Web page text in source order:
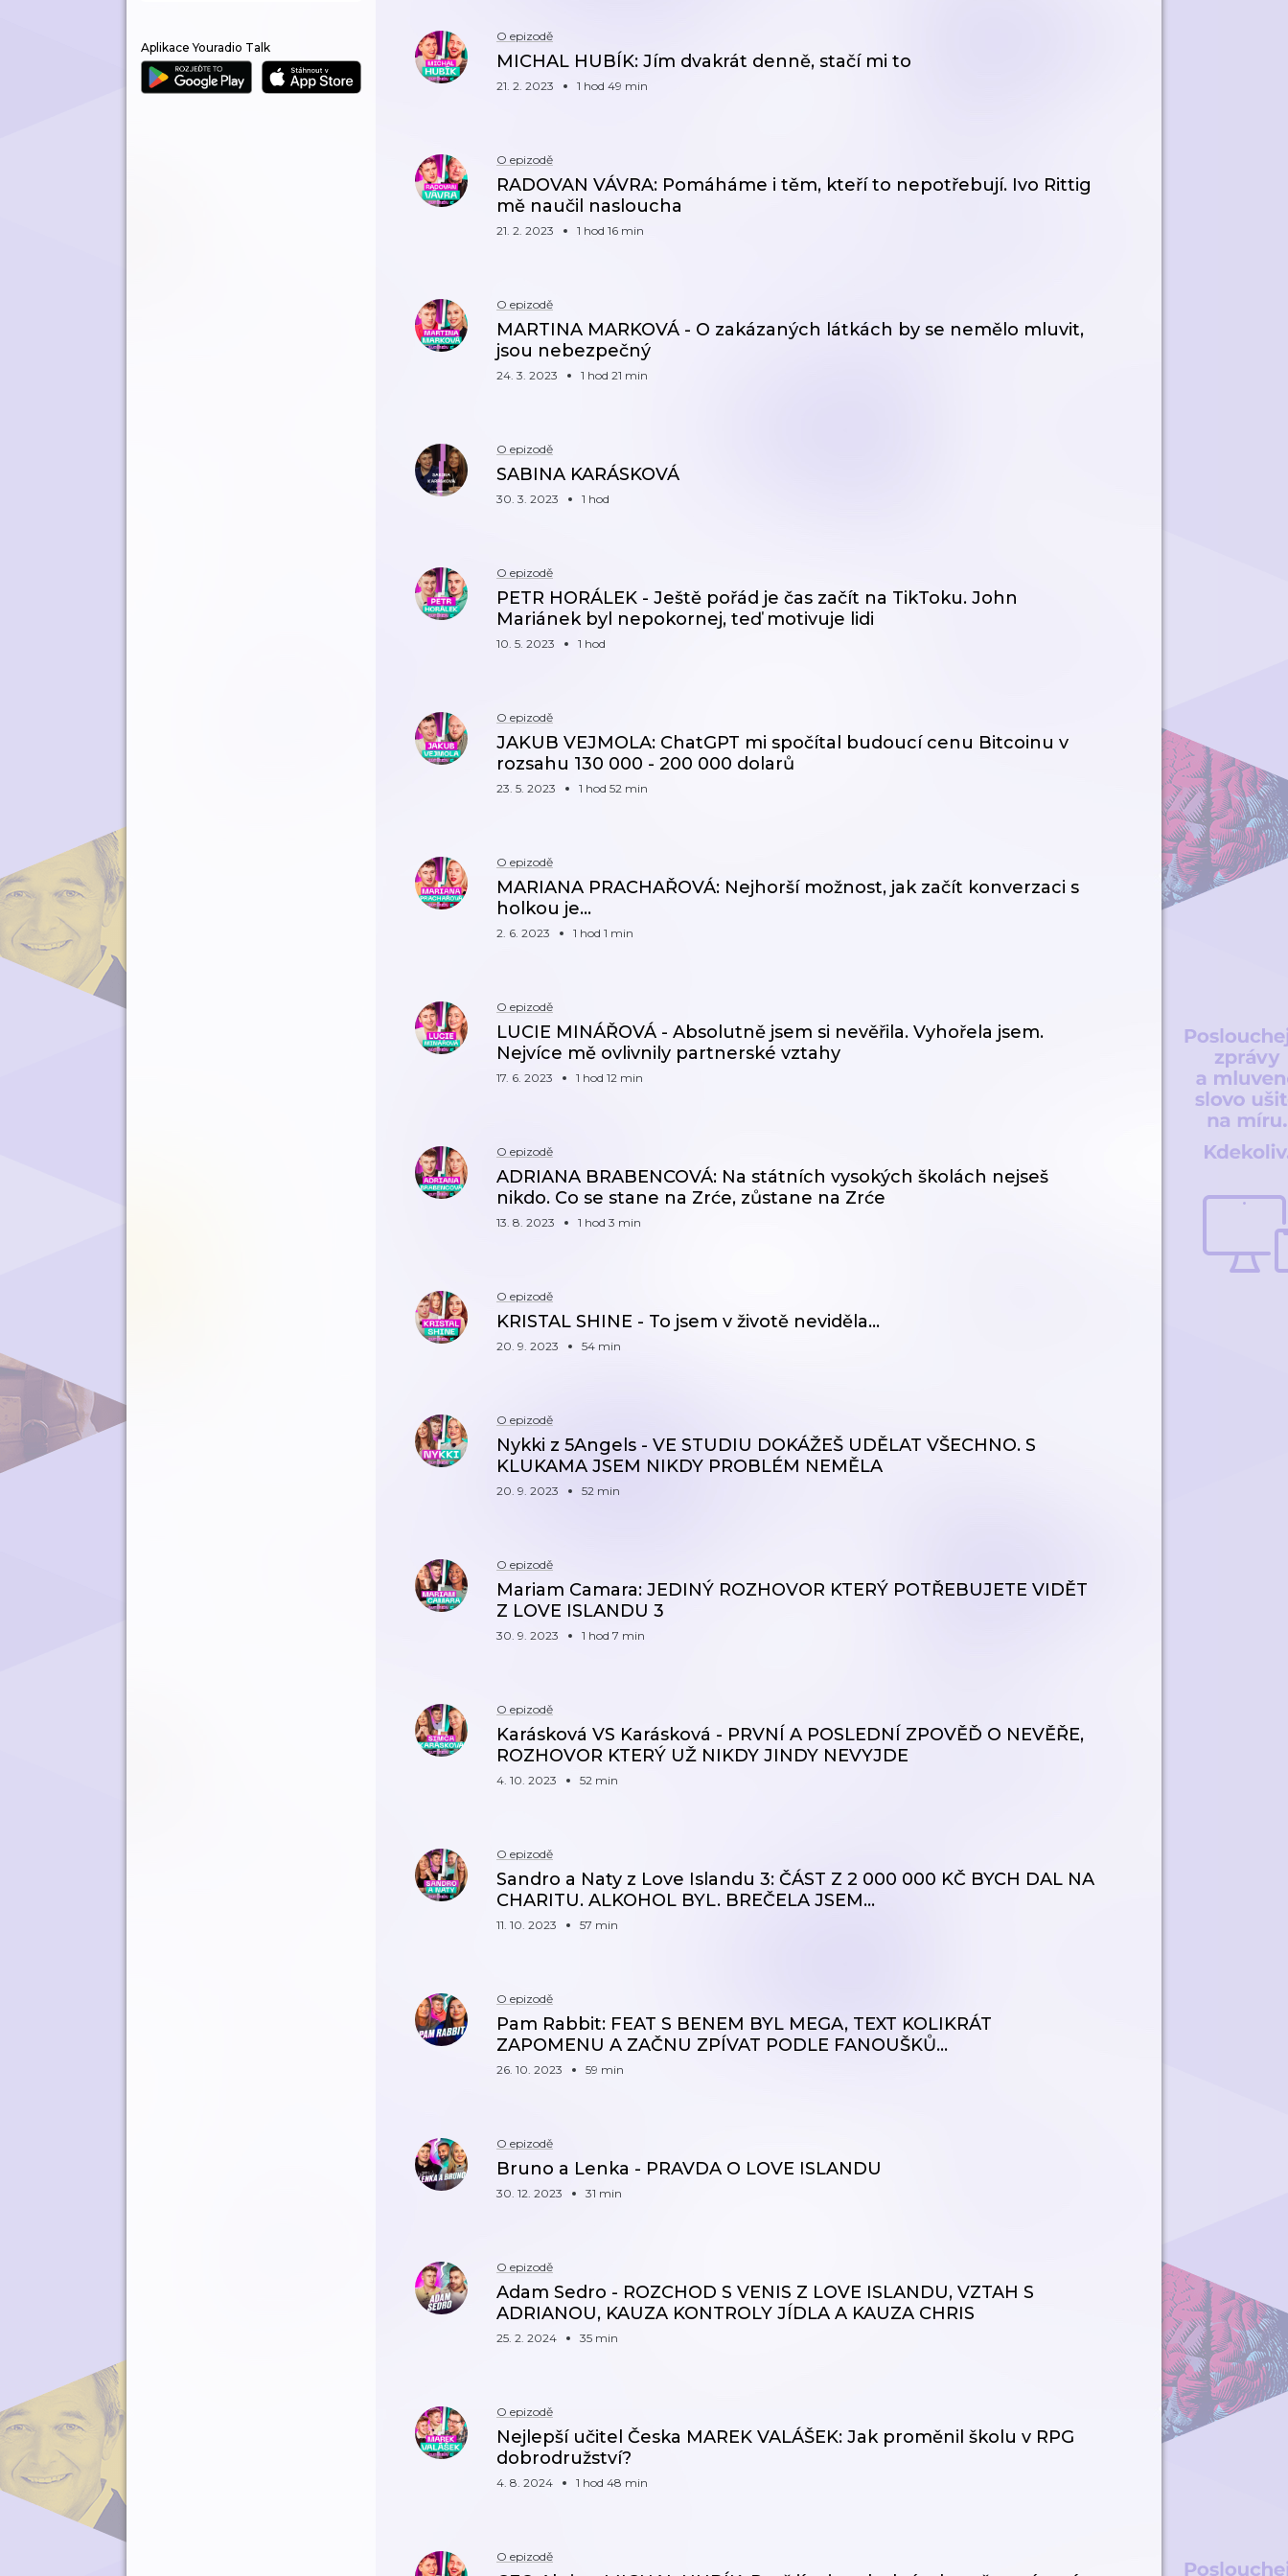
Aplikace Youradio Talk
O epizodě
MICHAL HUBÍK: Jím dvakrát denně, stačí mi to
21. 2. 2023 1 hod 49 min
O epizodě
RADOVAN VÁVRA: Pomáháme i těm, kteří to nepotřebují. Ivo Rittig
mě naučil nasloucha
21. 2. 2023 1 hod 16 min
O epizodě
MARTINA MARKOVÁ - O zakázaných látkách by se nemělo mluvit,
jsou nebezpečný
24. 3. 2023 1 hod 21 min
O epizodě
SABINA KARÁSKOVÁ
30. 3. 2023 1 hod
O epizodě
PETR HORÁLEK - Ještě pořád je čas začít na TikToku. John
Mariánek byl nepokornej, teď motivuje lidi
10. 5. 2023 1 hod
O epizodě
JAKUB VEJMOLA: ChatGPT mi spočítal budoucí cenu Bitcoinu v
rozsahu 130 000 - 200 000 dolarů
23. 5. 2023 1 hod 52 min
O epizodě
MARIANA PRACHAŘOVÁ: Nejhorší možnost, jak začít konverzaci s
holkou je...
2. 6. 2023 1 hod 1 min
O epizodě
LUCIE MINÁŘOVÁ - Absolutně jsem si nevěřila. Vyhořela jsem.
Nejvíce mě ovlivnily partnerské vztahy
17. 6. 2023 1 hod 12 min
O epizodě
ADRIANA BRABENCOVÁ: Na státních vysokých školách nejseš
nikdo. Co se stane na Zrće, zůstane na Zrće
13. 8. 2023 1 hod 3 min
O epizodě
KRISTAL SHINE - To jsem v životě neviděla…
20. 9. 2023 54 min
O epizodě
Nykki z 5Angels - VE STUDIU DOKÁŽEŠ UDĚLAT VŠECHNO. S
KLUKAMA JSEM NIKDY PROBLÉM NEMĚLA
20. 9. 2023 52 min
O epizodě
Mariam Camara: JEDINÝ ROZHOVOR KTERÝ POTŘEBUJETE VIDĚT
Z LOVE ISLANDU 3
30. 9. 2023 1 hod 7 min
O epizodě
Karásková VS Karásková - PRVNÍ A POSLEDNÍ ZPOVĚĎ O NEVĚŘE,
ROZHOVOR KTERÝ UŽ NIKDY JINDY NEVYJDE
4. 10. 2023 52 min
O epizodě
Sandro a Naty z Love Islandu 3: ČÁST Z 2 000 000 KČ BYCH DAL NA
CHARITU. ALKOHOL BYL. BREČELA JSEM…
11. 10. 2023 57 min
O epizodě
Pam Rabbit: FEAT S BENEM BYL MEGA, TEXT KOLIKRÁT
ZAPOMENU A ZAČNU ZPÍVAT PODLE FANOUŠKŮ...
26. 10. 2023 59 min
O epizodě
Bruno a Lenka - PRAVDA O LOVE ISLANDU
30. 12. 2023 31 min
O epizodě
Adam Sedro - ROZCHOD S VENIS Z LOVE ISLANDU, VZTAH S
ADRIANOU, KAUZA KONTROLY JÍDLA A KAUZA CHRIS
25. 2. 2024 35 min
O epizodě
Nejlepší učitel Česka MAREK VALÁŠEK: Jak proměnil školu v RPG
dobrodružství?
4. 8. 2024 1 hod 48 min
O epizodě